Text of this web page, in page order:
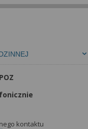
kontaktu